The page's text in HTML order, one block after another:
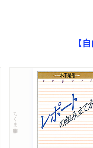
【
ちくま学芸文庫